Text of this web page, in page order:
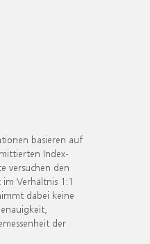
basieren auf
Index-
versuchen den
Verhältnis 1:1
dabei keine
der